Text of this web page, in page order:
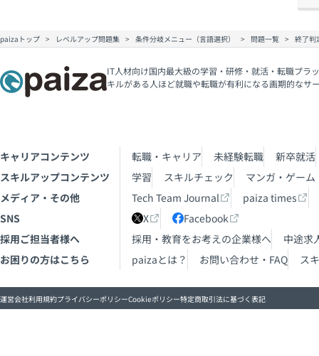
paizaトップ レベルアップ問題集 条件分岐メニュー（言語選択） 問題一覧 終了判
IT人材向け国内最大級の学習・研修・就活・転職プラ
キルがある人ほど就職や転職が有利になる画期的なサ
キャリアコンテンツ 転職・キャリア 未経験転職
新卒就活
スキルアップコンテンツ
学習 スキルチェック
マンガ・ゲーム
メディア・その他
Tech Team Journal
paiza times
SNS
X
Facebook
採用ご担当者様へ
採用・教育をお考えの企業様へ
中途求
お困りの方はこちら
paizaとは？ お問い合わせ・FAQ ス
運営会社利用規約プライバシーポリシーCookieポリシー特定商取引法に基づく表記